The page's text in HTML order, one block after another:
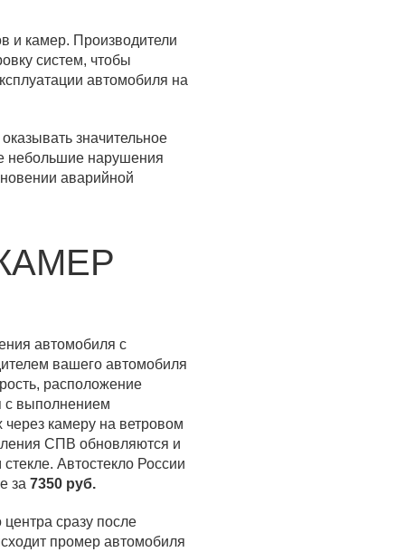
и камер. Производители
систем, чтобы
автомобиля на
значительное
небольшие нарушения
аварийной
автомобиля с
вашего автомобиля
расположение
с выполнением
камеру на ветровом
СПВ обновляются и
Автостекло России
за 7350 руб.
сразу после
промер автомобиля